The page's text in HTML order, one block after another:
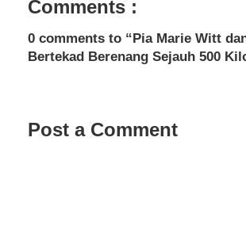
Comments :
0 comments to “Pia Marie Witt
Bertekad Berenang Sejauh 500
Post a Comment